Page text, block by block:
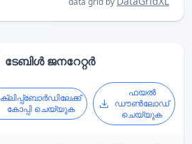
ടേബിൾ ജനറേറ്റർ
ക്ലിപ്പ്ബോർഡിലേക്ക്
കോപ്പി ചെയ്യുക
ഫയൽ
ഡൗൺലോഡ്
ചെയ്യുക